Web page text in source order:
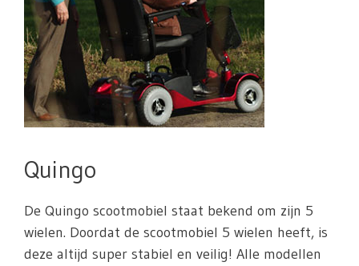
Quingo
De Quingo scootmobiel staat bekend om zijn 5
wielen. Doordat de scootmobiel 5 wielen heeft, is
deze altijd super stabiel en veilig! Alle modellen